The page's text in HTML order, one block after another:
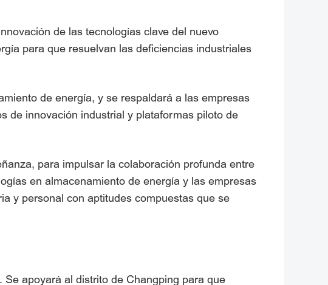
de las tecnologías clave del nuevo
para que resuelvan las deficiencias industriales
de energía, y se respaldará a las empresas
de innovación industrial y plataformas piloto de
para impulsar la colaboración profunda entre
en almacenamiento de energía y las empresas
y personal con aptitudes compuestas que se
apoyará al distrito de Changping para que